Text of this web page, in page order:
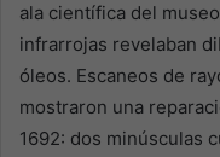
ala científica del
infrarrojas revelaban
óleos. Escaneos de
mostraron una
1692: dos minúsculas